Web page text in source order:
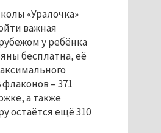
«Уралочка»
важная
у ребёнка
бесплатна, её
– 371
а также
остаётся ещё 310